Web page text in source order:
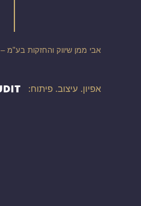
אבי ממן שיווק והחזקות בע"מ – Avi Maman Marketing and Holdings Ltd | ח"פ – 516873841 | טל. 054-5507032 | נחום חפצדי 17 קומה 17 מגדל רם ירושלים
אפיון. עיצוב. פיתוח: